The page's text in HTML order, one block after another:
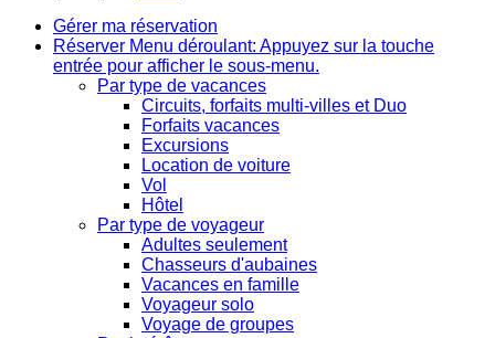
Gérer ma réservation
Réserver Menu déroulant: Appuyez sur la touche
entrée pour afficher le sous-menu.
Par type de vacances
Circuits, forfaits multi-villes et Duo
Forfaits vacances
Excursions
Location de voiture
Vol
Hôtel
Par type de voyageur
Adultes seulement
Chasseurs d'aubaines
Vacances en famille
Voyageur solo
Voyage de groupes